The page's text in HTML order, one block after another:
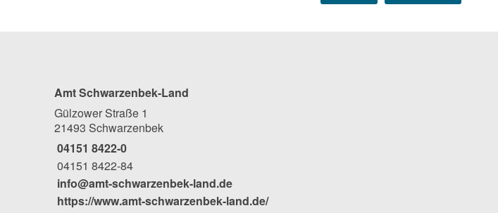
Amt Schwarzenbek-Land
Gülzower Straße 1
21493 Schwarzenbek
04151 8422-0
04151 8422-84
info@amt-schwarzenbek-land.de
https://www.amt-schwarzenbek-land.de/